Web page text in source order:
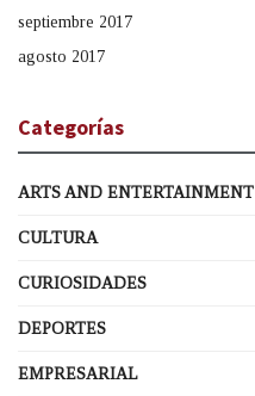
septiembre 2017
agosto 2017
Categorías
ARTS AND ENTERTAINMENT
CULTURA
CURIOSIDADES
DEPORTES
EMPRESARIAL